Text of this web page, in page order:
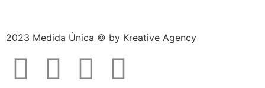
2023 Medida Única © by Kreative Agency